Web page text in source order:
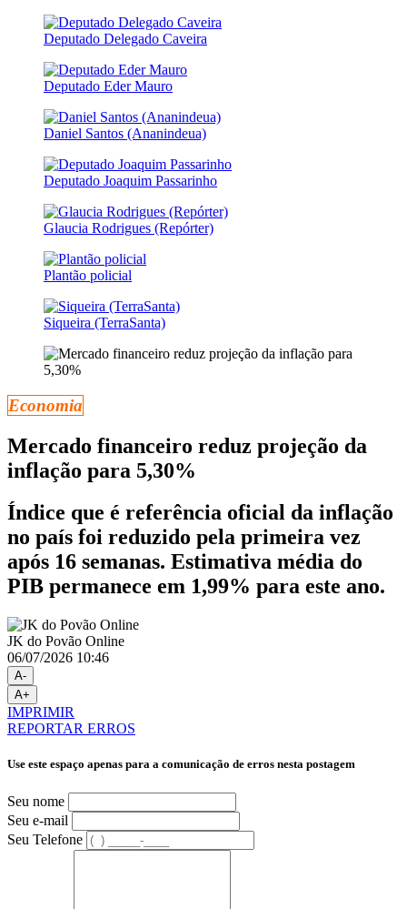
Deputado Delegado Caveira
Deputado Eder Mauro
Daniel Santos (Ananindeua)
Deputado Joaquim Passarinho
Glaucia Rodrigues (Repórter)
Plantão policial
Siqueira (TerraSanta)
Economia
Mercado financeiro reduz projeção da
inflação para 5,30%
Índice que é referência oficial da inflação
no país foi reduzido pela primeira vez
após 16 semanas. Estimativa média do
PIB permanece em 1,99% para este ano.
JK do Povão Online
06/07/2026 10:46
A-
A+
IMPRIMIR
REPORTAR ERROS
Use este espaço apenas para a comunicação de erros nesta postagem
Seu nome
Seu e-mail
Seu Telefone